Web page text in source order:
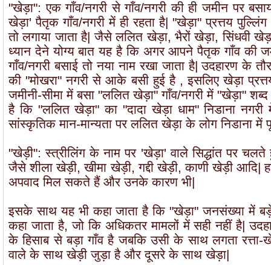
"खेड़ा": एक गाँव/नगरी से गाँव/नगरी की ही जमीन पर
खेड़ा' पैतृक गाँव/नगरी में ही रहता है| "खेड़ा" प्रत्तय
तो लगाया जाता है| जैसे ललित खेड़ा, भैरों खेड़ा, सिंधवी
ध्यान देने योग्य बात यह है कि अगर आपने पैतृक गाँव की
गाँव/नगरी बसाई तो नया नाम रखा जाता है| उदहारण के
की "मोखरा" नगरी से आके बसी हुई है , इसलिए खेड़ा
जमीनी-सीमा में बसा "ललित खेड़ा" गाँव/नगरी में "खेड़ा"
है कि "ललित खेड़ा" का "दादा खेड़ा धाम" निडाना
सांस्कृतिक मान-मान्यता पर ललित खेड़ा के लोग निडाना
"खेड़ी": स्त्रीलिंग के नाम पर 'खेड़ा' वाले सिद्धांत पर चलते
जैसे शीला खेड़ी, खीमा खेड़ी, गद्दी खेड़ी, काणी खेड़ी आदि|
अपवाद मिल सकते हैं और उनके कारण भी|
इसके साथ यह भी कहा जाता है कि "खेड़ा" जनसंख्या में
कहा जाता है, जो कि अधिकतर मामलों में सही नहीं है|
के हिसाब से बड़ा गाँव है जबकि उसी के साथ लगता
वाले के साथ खेड़ी जुड़ा है और दूसरे के साथ खेड़ा|